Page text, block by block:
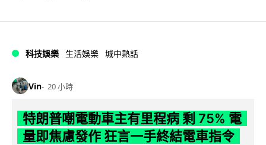
科技娛樂 生活娛樂 城中熱話
Vin 20 小時
特朗普嘲電動車主有里程病 剩 75% 電
量即焦慮發作 狂言一手終結電車指令